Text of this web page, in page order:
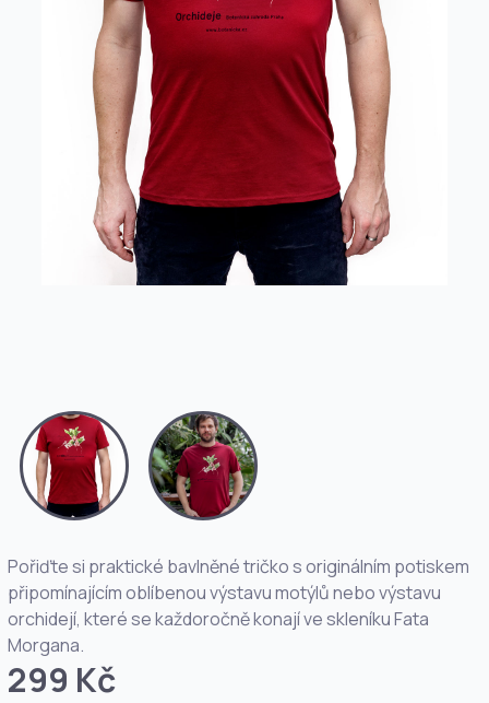
Pořiďte si praktické bavlněné tričko s originálním potiskem
připomínajícím oblíbenou výstavu motýlů nebo výstavu
orchidejí, které se každoročně konají ve skleníku Fata
Morgana.
299 Kč